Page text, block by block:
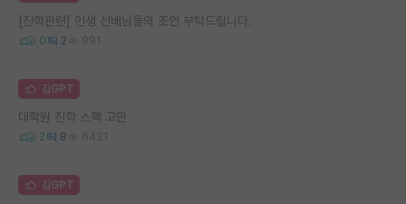
[진학관련] 인생 선배님들의 조언 부탁드립니다.
0 2 991
김GPT
대학원 진학 스펙 고민
2 8 6431
김GPT